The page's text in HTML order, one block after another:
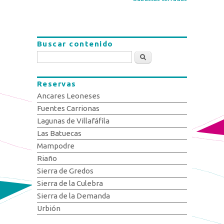
Buscar contenido
Buscar
Reservas
Ancares Leoneses
Fuentes Carrionas
Lagunas de Villafáfila
Las Batuecas
Mampodre
Riaño
Sierra de Gredos
Sierra de la Culebra
Sierra de la Demanda
Urbión